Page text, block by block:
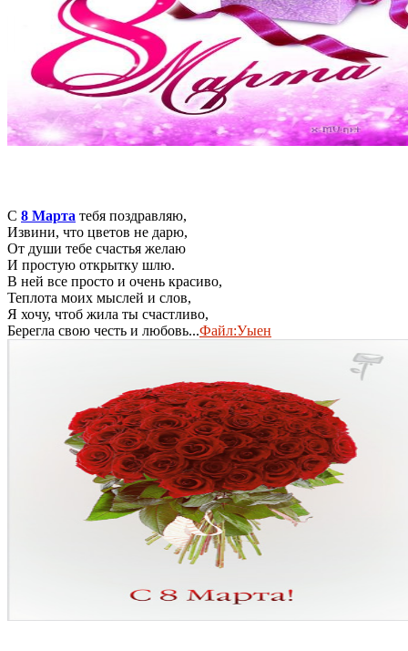
С 8 Марта тебя поздравляю,
Извини, что цветов не дарю,
От души тебе счастья желаю
И простую открытку шлю.
В ней все просто и очень красиво,
Теплота моих мыслей и слов,
Я хочу, чтоб жила ты счастливо,
Берегла свою честь и любовь...Файл:Уыен